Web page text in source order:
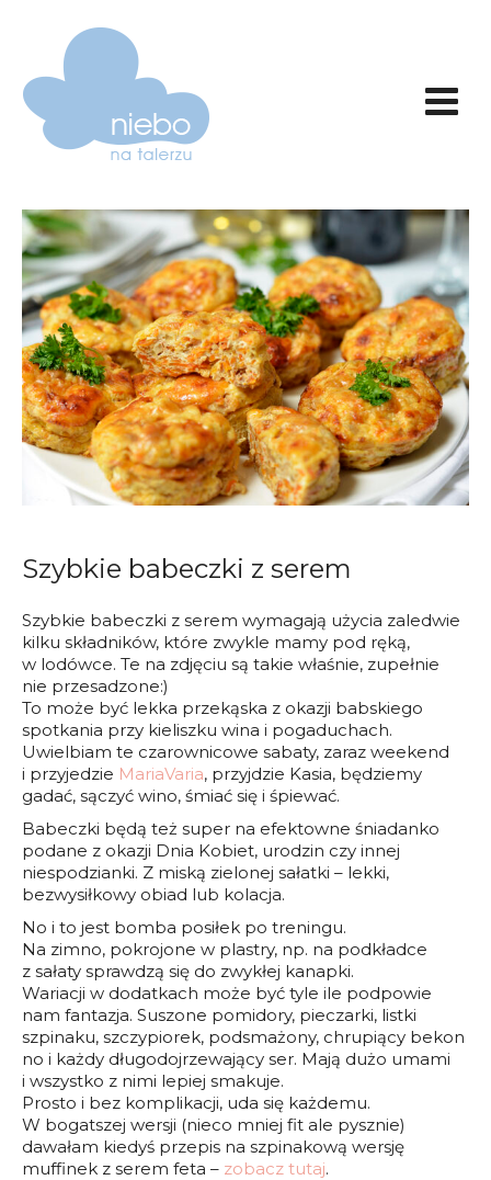
Szybkie babeczki z serem
Szybkie babeczki z serem wymagają użycia zaledwie
kilku składników, które zwykle mamy pod ręką,
w lodówce. Te na zdjęciu są takie właśnie, zupełnie
nie przesadzone:)
To może być lekka przekąska z okazji babskiego
spotkania przy kieliszku wina i pogaduchach.
Uwielbiam te czarownicowe sabaty, zaraz weekend
i przyjedzie MariaVaria, przyjdzie Kasia, będziemy
gadać, sączyć wino, śmiać się i śpiewać.
Babeczki będą też super na efektowne śniadanko
podane z okazji Dnia Kobiet, urodzin czy innej
niespodzianki. Z miską zielonej sałatki – lekki,
bezwysiłkowy obiad lub kolacja.
No i to jest bomba posiłek po treningu.
Na zimno, pokrojone w plastry, np. na podkładce
z sałaty sprawdzą się do zwykłej kanapki.
Wariacji w dodatkach może być tyle ile podpowie
nam fantazja. Suszone pomidory, pieczarki, listki
szpinaku, szczypiorek, podsmażony, chrupiący bekon
no i każdy długodojrzewający ser. Mają dużo umami
i wszystko z nimi lepiej smakuje.
Prosto i bez komplikacji, uda się każdemu.
W bogatszej wersji (nieco mniej fit ale pysznie)
dawałam kiedyś przepis na szpinakową wersję
muffinek z serem feta – zobacz tutaj.